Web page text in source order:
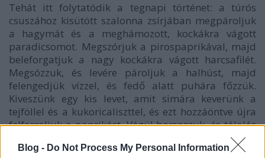
Blog - Do Not Process My Personal Information
Tehát itt folytatódik a tegnapi történet: a túrós
csuszához kisütött szalonna zsírjában megpároljuk
a hagymát és a meghámozott, kockákra vágott
paradicsomot. Megszórjuk a pirospaprikával, majd
beleforgatjuk a nagy kockákra vágott harcsafilét.
Megsózzuk, és levére pároljuk a halhúst, majd
felengedjük vízzel, és fedő alatt puhára főzzük.
Kiveszünk egy kis levet, amit simára keverünk a
tejföllel és a kukoricaliszttel, és ezt hozzáöntve újra
felforraljuk a paprikást. Végül borsozzuk, és tálalás
előtt megszórjuk a friss kaporral. Túrós csuszával
tálaljuk.